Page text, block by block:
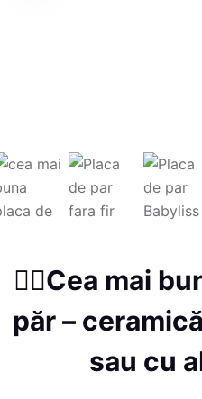
💇‍♀️Cea mai
păr –
sau cu